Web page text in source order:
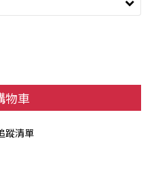
物車
蹤清單